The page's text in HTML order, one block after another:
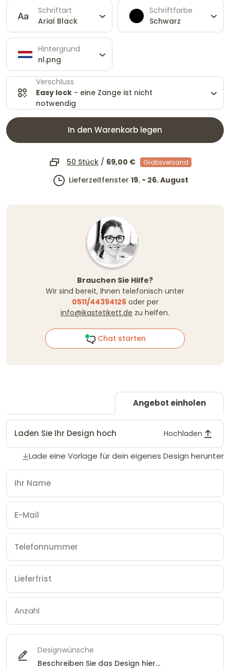
Schriftart
Arial Black
Schriftfarbe
Schwarz
Hintergrund
nl.png
Verschluss
Easy lock - eine Zange ist nicht
notwendig
In den Warenkorb legen
50 Stück / 69,00 € Gratisversand
Lieferzeitfenster 19. - 26. August
Brauchen Sie Hilfe?
Wir sind bereit, Ihnen telefonisch unter
0511/44394126oder per
info@ikastetikett.de zu helfen.
Chat starten
Angebot einholen
Laden Sie Ihr Design hoch Hochladen
Lade eine Vorlage für dein eigenes Design herunter
Designwünsche